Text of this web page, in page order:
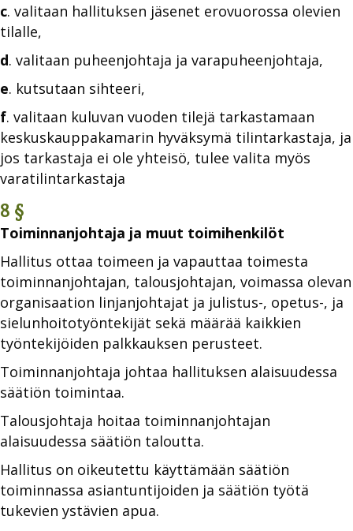
c. valitaan hallituksen jäsenet erovuorossa olevien
tilalle,
d. valitaan puheenjohtaja ja varapuheenjohtaja,
e. kutsutaan sihteeri,
f. valitaan kuluvan vuoden tilejä tarkastamaan
keskuskauppakamarin hyväksymä tilintarkastaja, ja
jos tarkastaja ei ole yhteisö, tulee valita myös
varatilintarkastaja
8 §
Toiminnanjohtaja ja muut toimihenkilöt
Hallitus ottaa toimeen ja vapauttaa toimesta
toiminnanjohtajan, talousjohtajan, voimassa olevan
organisaation linjanjohtajat ja julistus-, opetus-, ja
sielunhoitotyöntekijät sekä määrää kaikkien
työntekijöiden palkkauksen perusteet.
Toiminnanjohtaja johtaa hallituksen alaisuudessa
säätiön toimintaa.
Talousjohtaja hoitaa toiminnanjohtajan
alaisuudessa säätiön taloutta.
Hallitus on oikeutettu käyttämään säätiön
toiminnassa asiantuntijoiden ja säätiön työtä
tukevien ystävien apua.